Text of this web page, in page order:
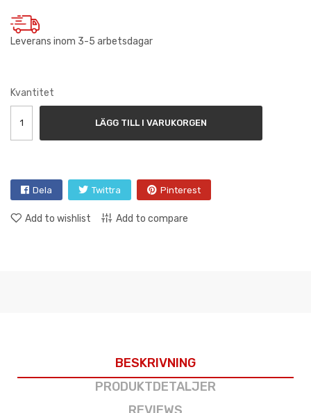
Leverans inom 3-5 arbetsdagar
Kvantitet
LÄGG TILL I VARUKORGEN
Dela Twittra Pinterest
Add to wishlist Add to compare
BESKRIVNING
PRODUKTDETALJER